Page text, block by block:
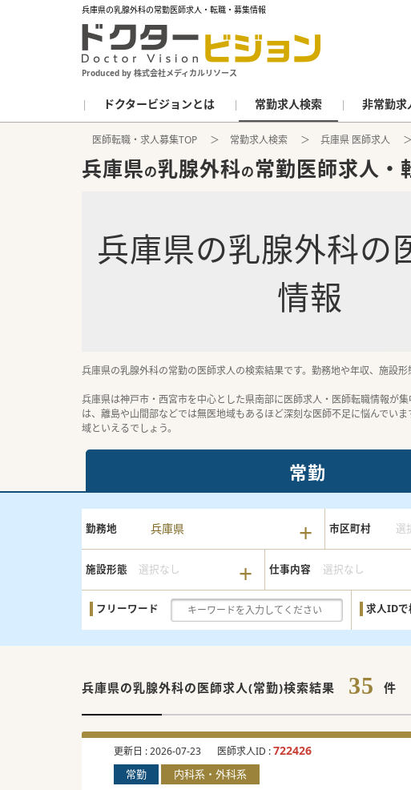
兵庫県の乳腺外科の常勤医師求人・転職・募集情報
Produced by 株式会社メディカルリソース
ドクタービジョンとは 常勤求人検索 非常勤求
医師転職・求人募集TOP 常勤求人検索 兵庫県 医師求人
兵庫県の乳腺外科の常勤医師求人・
兵庫県の乳腺外科の
情報
兵庫県の乳腺外科の常勤の医師求人の検索結果です。勤務地や年収、施設
兵庫県は神戸市・西宮市を中心とした県南部に医師求人・医師転職情報が
は、離島や山間部などでは無医地域もあるほど深刻な医師不足に悩んでい
域といえるでしょう。
常勤
勤務地 兵庫県 市区町村 選
施設形態 選択なし 仕事内容 選択なし
フリーワード 求人IDで
兵庫県の乳腺外科の医師求人(常勤)検索結果 35 件
更新日 :2026-07-23 医師求人ID :722426
常勤 内科系・外科系